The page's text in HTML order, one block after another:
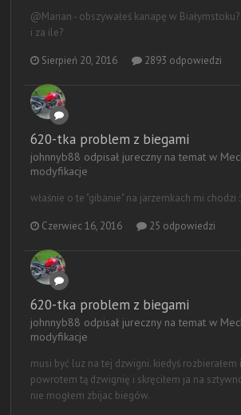
@Marian - obszywałeś kanapę w
i za ile?
Sierpień 20, 2016 2893 odpowiedzi
620-tka problem z biegami
johnnyb88 odpisał jureczny na temat w
modyfikacje
właśnie o te "gibanie" na jarzemkach mi chodzi
Czerwiec 16, 2016 25 odpowiedzi
620-tka problem z biegami
johnnyb88 odpisał jureczny na temat w
modyfikacje
musi być luz na tej dzwigni. kiedyś rozbierałem
powrotem tą dzwignię i skręciłem ja na
nie mogłem zbijac biegów.